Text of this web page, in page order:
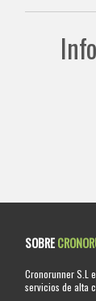
SOBRE
Cronorunner S.L
servicios de alta